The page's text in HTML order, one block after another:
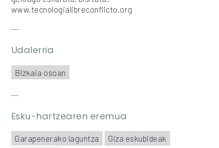
www.tecnologialibreconflicto.org
Udalerria
Bizkaia osoan
Esku-hartzearen eremua
Garapenerako laguntza
Giza eskubideak